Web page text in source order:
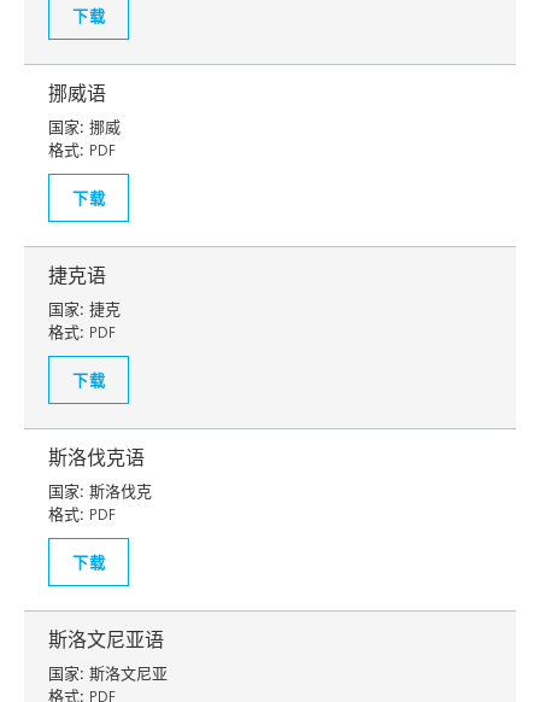
下载
挪威语
国家: 挪威
格式: PDF
下载
捷克语
国家: 捷克
格式: PDF
下载
斯洛伐克语
国家: 斯洛伐克
格式: PDF
下载
斯洛文尼亚语
国家: 斯洛文尼亚
格式: PDF